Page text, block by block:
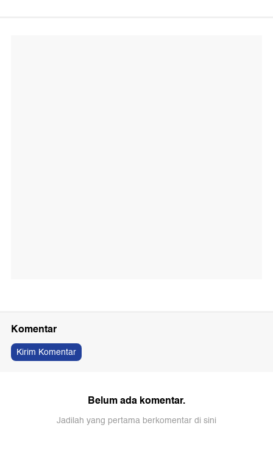
Komentar
Kirim Komentar
Belum ada komentar.
Jadilah yang pertama berkomentar di sini